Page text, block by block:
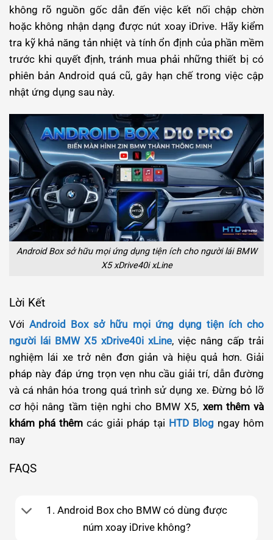
không rõ nguồn gốc dẫn đến việc kết nối chập chờn
hoặc không nhận dạng được nút xoay iDrive. Hãy kiểm
tra kỹ khả năng tản nhiệt và tính ổn định của phần mềm
trước khi quyết định, tránh mua phải những thiết bị có
phiên bản Android quá cũ, gây hạn chế trong việc cập
nhật ứng dụng sau này.
Android Box sở hữu mọi ứng dụng tiện ích cho người lái BMW
X5 xDrive40i xLine
Lời Kết
VớiAndroid Box sở hữu mọi ứng dụng tiện ích cho
người lái BMW X5 xDrive40i xLine, việc nâng cấp trải
nghiệm lái xe trở nên đơn giản và hiệu quả hơn. Giải
pháp này đáp ứng trọn vẹn nhu cầu giải trí, dẫn đường
và cá nhân hóa trong quá trình sử dụng xe. Đừng bỏ lỡ
cơ hội nâng tầm tiện nghi cho BMW X5, xem thêm và
khám phá thêm các giải pháp tại HTD Blog ngay hôm
nay
FAQS
1. Android Box cho BMW có dùng được
núm xoay iDrive không?